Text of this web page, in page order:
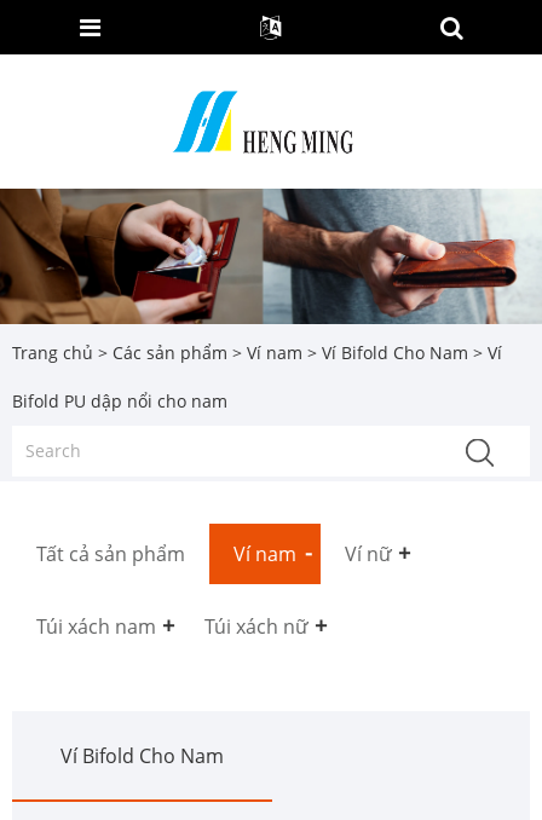
Trang chủ > Các sản phẩm > Ví nam > Ví Bifold Cho Nam > Ví
Bifold PU dập nổi cho nam
Tất cả sản phẩm Ví nam Ví nữ
Túi xách nam Túi xách nữ
Ví Bifold Cho Nam